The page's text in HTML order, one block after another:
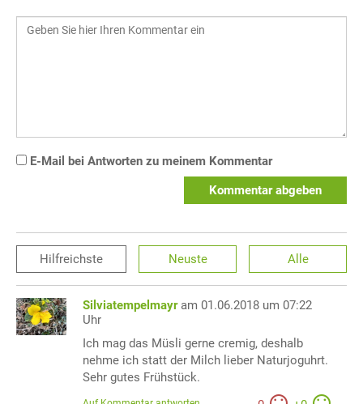
E-Mail bei Antworten zu meinem Kommentar
Kommentar abgeben
Hilfreichste Neuste Alle
Silviatempelmayr am 01.06.2018 um 07:22
Uhr
Ich mag das Müsli gerne cremig, deshalb
nehme ich statt der Milch lieber Naturjoguhrt.
Sehr gutes Frühstück.